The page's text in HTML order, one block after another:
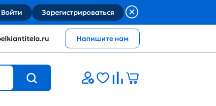
Войти Зарегистрироваться
Напишите нам